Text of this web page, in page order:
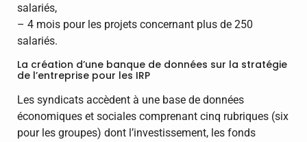
salariés,
– 4 mois pour les projets concernant plus de 250
salariés.
La création d’une banque de données sur la stratégie
de l’entreprise pour les IRP
Les syndicats accèdent à une base de données
économiques et sociales comprenant cinq rubriques (six
pour les groupes) dont l’investissement, les fonds